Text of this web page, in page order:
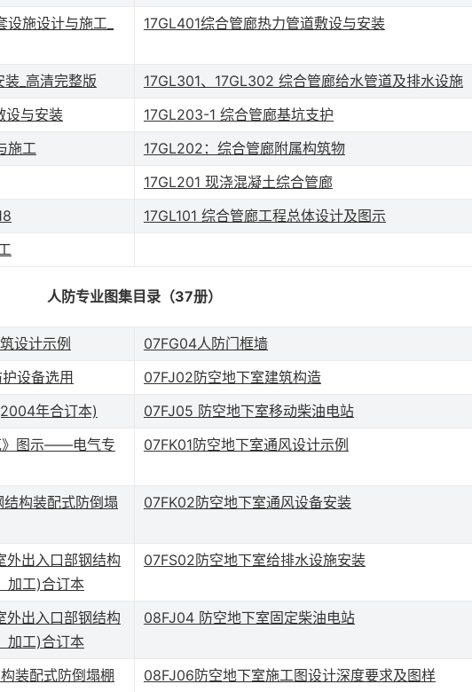
施设计与施工_
17GL401综合管廊热力管道敷设与安装
_高清完整版
17GL301、17GL302 综合管廊给水管道及排水设施
设与安装
17GL203-1 综合管廊基坑支护
施工
17GL202：综合管廊附属构筑物
17GL201 现浇混凝土综合管廊
17GL101 综合管廊工程总体设计及图示
人防专业图集目录（37册）
设计示例
07FG04人防门框墙
设备选用
07FJ02防空地下室建筑构造
年合订本)
07FJ05 防空地下室移动柴油电站
》图示——电气专
07FK01防空地下室通风设计示例
构装配式防倒塌
07FK02防空地下室通风设备安装
出入口部钢结构
加工)合订本
07FS02防空地下室给排水设施安装
出入口部钢结构
加工)合订本
08FJ04 防空地下室固定柴油电站
装配式防倒塌棚
08FJ06防空地下室施工图设计深度要求及图样